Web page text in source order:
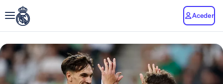
Aceder